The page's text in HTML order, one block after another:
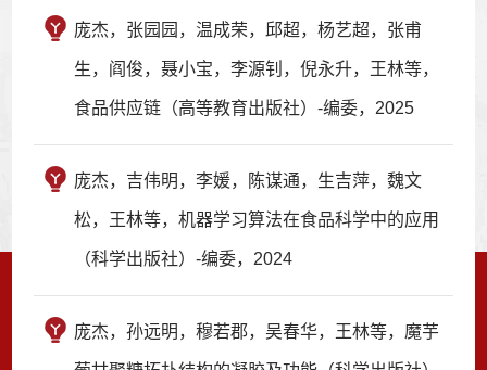
庞杰，张园园，温成荣，邱超，杨艺超，张甫
生，阎俊，聂小宝，李源钊，倪永升，王林等，
食品供应链（高等教育出版社）-编委，2025
庞杰，吉伟明，李媛，陈谋通，生吉萍，魏文
松，王林等，机器学习算法在食品科学中的应用
（科学出版社）-编委，2024
庞杰，孙远明，穆若郡，吴春华，王林等，魔芋